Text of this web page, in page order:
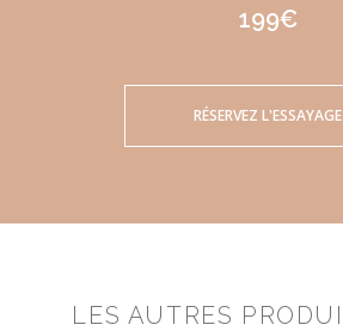
199€
RÉSERVEZ L'ESSAYAGE
LES AUTRES